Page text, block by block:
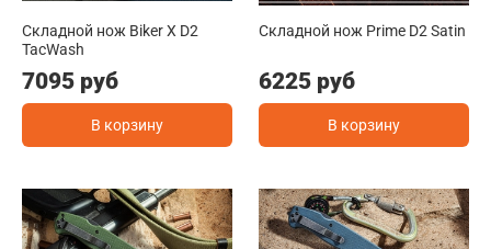
Складной нож Biker X D2
TacWash
7095 руб
В корзину
Складной нож Prime D2 Satin
6225 руб
В корзину